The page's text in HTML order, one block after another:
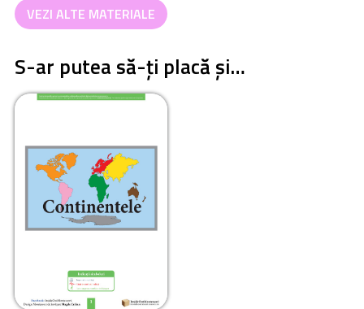
VEZI ALTE MATERIALE
S-ar putea să-ți placă și…